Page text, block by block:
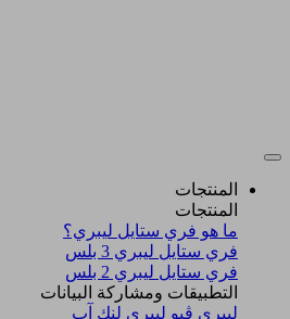
المنتجات
المنتجات
ما هو فري ستايل ليبري؟
فري ستايل ليبري 3 بلس​
فري ستايل ليبري 2 بلس​
التطبيقات ومشاركة البيانات
ليبري ڤيو ليبري لنك آب